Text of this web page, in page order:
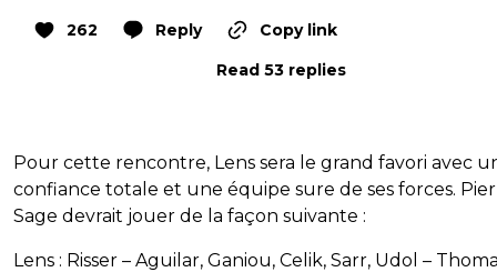
262 Reply
Copy link
Read 53 replies
Pour cette rencontre, Lens sera le grand favori avec
confiance totale et une équipe sure de ses forces.
Sage devrait jouer de la façon suivante :
Lens : Risser – Aguilar, Ganiou, Celik, Sarr, Udol –